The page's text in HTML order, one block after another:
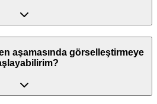
aşamasında görselleştirmeye